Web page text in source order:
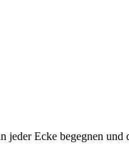
Ecke begegnen und